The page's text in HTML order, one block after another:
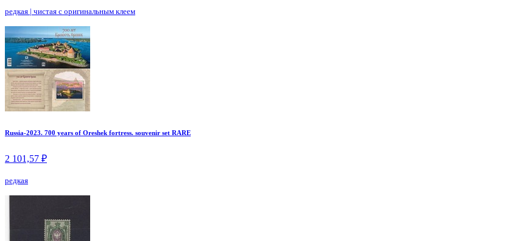
редкая | чистая с оригинальным клеем
Russia-2023. 700 years of Oreshek fortress. souvenir set RARE
2 101,57 ₽
редкая